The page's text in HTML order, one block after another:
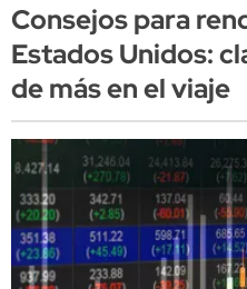
Consejos para
Estados Unidos:
de más en el viaje